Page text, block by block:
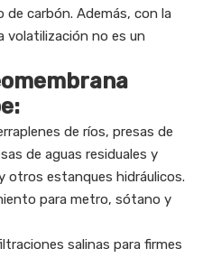
de carbón. Además, con la
volatilización no es un
de ríos, presas de
de aguas residuales y
otros estanques hidráulicos.
para metro, sótano y
salinas para firmes